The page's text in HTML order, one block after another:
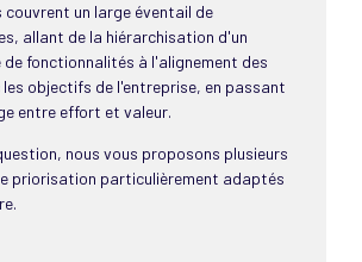
couvrent un large éventail de
allant de la hiérarchisation d'un
de fonctionnalités à l'alignement des
objectifs de l'entreprise, en passant
entre effort et valeur.
nous vous proposons plusieurs
priorisation particulièrement adaptés